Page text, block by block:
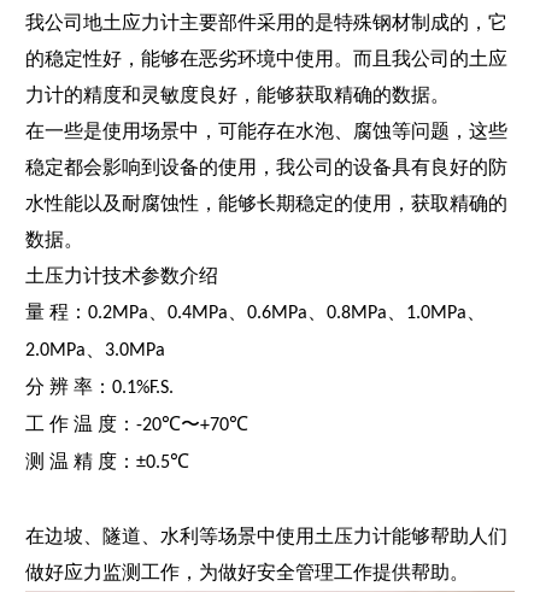
我公司地土应力计主要部件采用的是特殊钢材制成的，它
的稳定性好，能够在恶劣环境中使用。而且我公司的土应
力计的精度和灵敏度良好，能够获取精确的数据。
在一些是使用场景中，可能存在水泡、腐蚀等问题，这些
稳定都会影响到设备的使用，我公司的设备具有良好的防
水性能以及耐腐蚀性，能够长期稳定的使用，获取精确的
数据。
土压力计技术参数介绍
量 程： 0.2MPa 0.4MPa 0.6MPa 0.8MPa 1.0MPa
2.0MPa 3.0MPa
分 辨 率： 0.1%F.S.
⼯ 作 温 度： -20℃〜+70℃
测 温 精 度： ±0.5℃
在边坡、隧道、水利等场景中使用 土压力计能够帮助人们
做好应力监测工作，为做好安全管理工作提供帮助。